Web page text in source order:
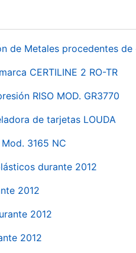
de Metales procedentes
CERTILINE 2 RO-TR
RISO MOD. GR3770
de tarjetas LOUDA
3165 NC
durante 2012
2012
2012
2012